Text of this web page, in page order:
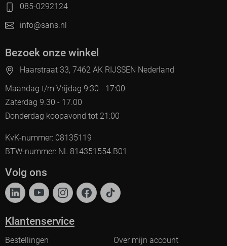
085-0292124
info@sans.nl
Bezoek onze winkel
Haarstraat 33, 7462 AK RIJSSEN Nederland
Maandag t/m Vrijdag 9:30 - 17:00
Zaterdag 9.30 - 17.00
Donderdag koopavond tot 21:00
KvK-nummer: 08135119
BTW-nummer: NL 814351554.B01
Volg ons
Klantenservice
Bestellingen
Over mijn account